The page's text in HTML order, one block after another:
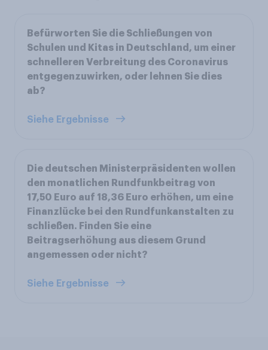
Befürworten Sie die Schließungen von
Schulen und Kitas in Deutschland, um einer
schnelleren Verbreitung des Coronavirus
entgegenzuwirken, oder lehnen Sie dies
ab?
Siehe Ergebnisse
Die deutschen Ministerpräsidenten wollen
den monatlichen Rundfunkbeitrag von
17,50 Euro auf 18,36 Euro erhöhen, um eine
Finanzlücke bei den Rundfunkanstalten zu
schließen. Finden Sie eine
Beitragserhöhung aus diesem Grund
angemessen oder nicht?
Siehe Ergebnisse